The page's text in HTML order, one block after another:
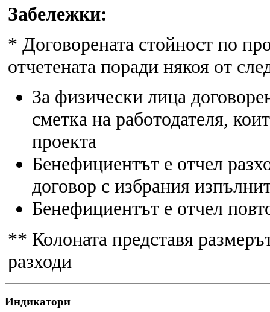
Забележки:
* Договорената стойност по
отчетената поради някоя от
За физически лица
сметка на работодателя,
проекта
Бенефициентът е отчел
договор с избрания
Бенефициентът е отчел
** Колоната представя
разходи
Индикатори